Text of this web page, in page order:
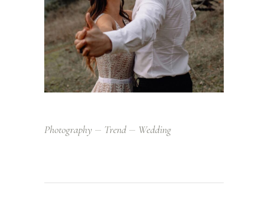
Photography Trend Wedding